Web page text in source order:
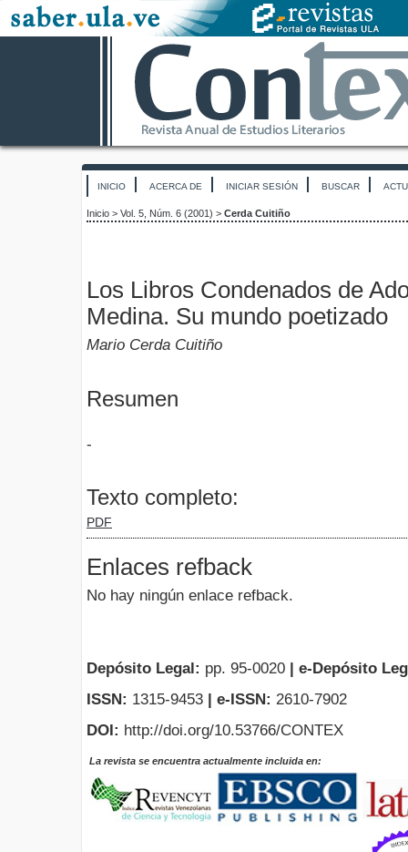
INICIO ACERCA DE INICIAR SESIÓN BUSCAR
Inicio > Vol. 5, Núm. 6 (2001) > Cerda Cuitiño
Los Libros Condenados de
Medina. Su mundo poetizado
Mario Cerda Cuitiño
Resumen
-
Texto completo:
PDF
Enlaces refback
No hay ningún enlace refback.
Depósito Legal: pp. 95-0020 | e-Depósito
ISSN: 1315-9453 | e-ISSN: 2610-7902
DOI: http://doi.org/10.53766/CONTEX
La revista se encuentra actualmente incluida en: